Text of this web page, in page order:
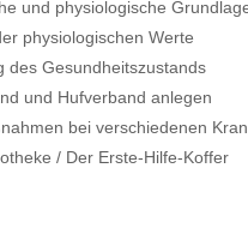
und physiologische
physiologischen Werte
des Gesundheitszustands
und Hufverband anlegen
bei verschiedenen
/ Der Erste-Hilfe-Koffer